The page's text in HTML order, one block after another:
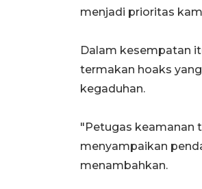
menjadi prioritas
Dalam kesempatan
termakan hoaks
kegaduhan.
"Petugas keamanan
menyampaikan
menambahkan.